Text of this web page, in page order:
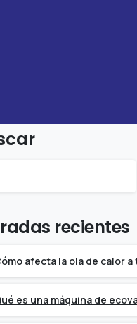
recientes
afecta la ola de calor a
es una máquina de